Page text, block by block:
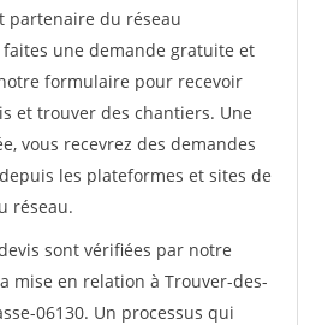
partenaire du réseau
faites une demande gratuite et
formulaire pour recevoir
et trouver des chantiers. Une
vous recevrez des demandes
les plateformes et sites de
réseau.
sont vérifiées par notre
mise en relation à Trouver-des-
06130. Un processus qui